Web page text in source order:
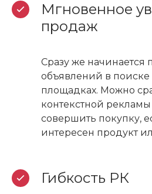
Мгновенное
продаж
Сразу же начинается
объявлений в поиске
площадках. Можно
контекстной рекламы
совершить покупку,
интересен продукт
Гибкость РК